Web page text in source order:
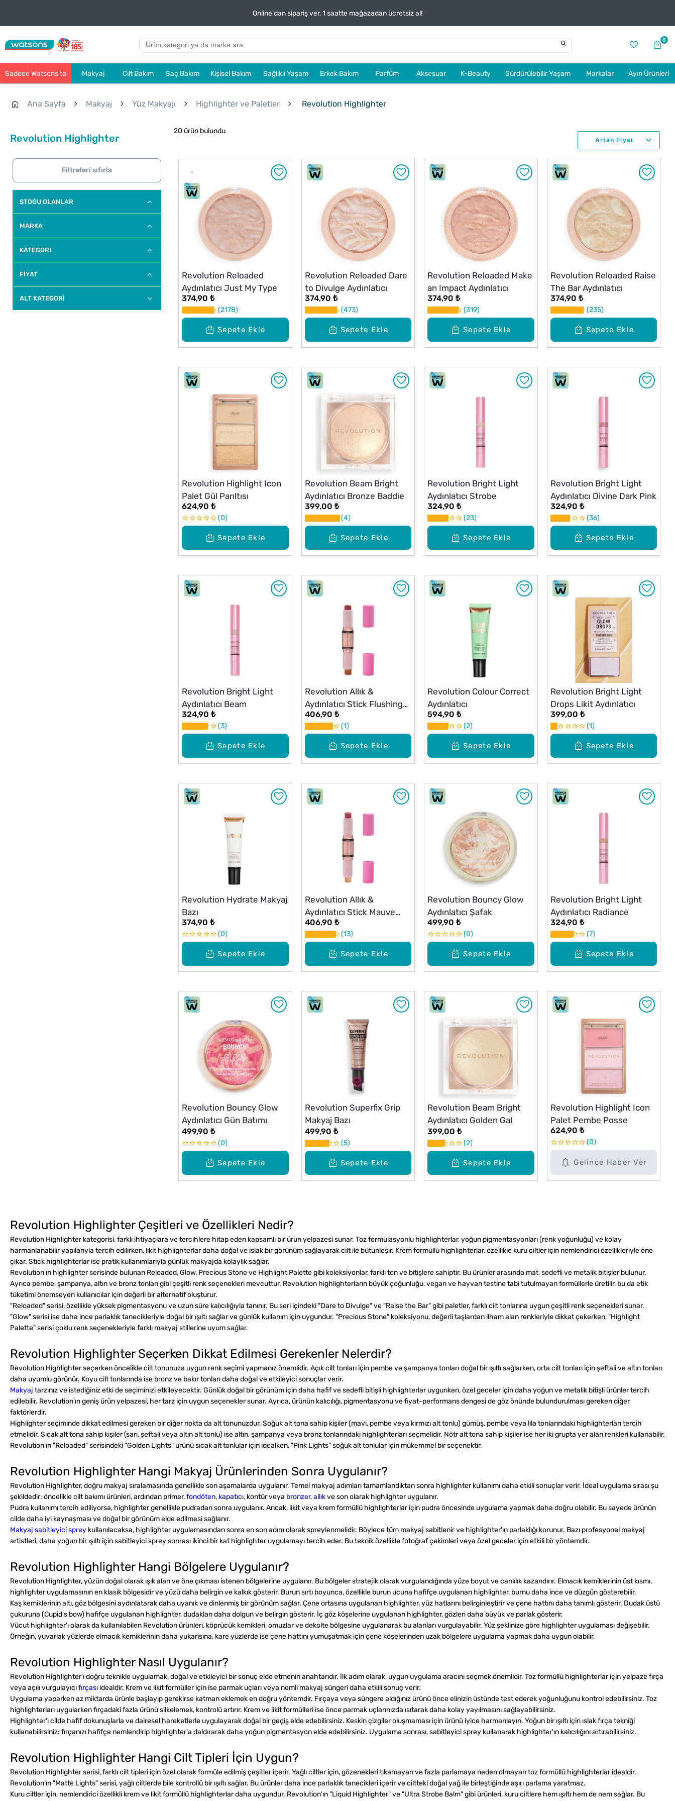
Online'dan sipariş ver, 1 saatte mağazadan ücretsiz al!
0
Sadece Watsons’ta Makyaj Cilt Bakım Saç Bakım Kişisel Bakım Sağlıklı Yaşam Erkek Bakım Parfüm Aksesuar K-Beauty Sürdürülebilir Yaşam Markalar Ayın Ürünleri
Ana Sayfa Makyaj Yüz Makyajı Highlighter ve Paletler Revolution Highlighter
Revolution Highlighter
Filtreleri sıfırla
STOĞU OLANLAR
MARKA
KATEGORİ
FİYAT
ALT KATEGORI
20 ürün bulundu
Sepete Ekle
Revolution Reloaded
Aydınlatıcı Just My Type
374,90 ₺
2178
Sepete Ekle
Revolution Reloaded Dare
to Divulge Aydınlatıcı
374,90 ₺
473
Sepete Ekle
Revolution Reloaded Make
an Impact Aydınlatıcı
374,90 ₺
319
Sepete Ekle
Revolution Reloaded Raise
The Bar Aydınlatıcı
374,90 ₺
235
Sepete Ekle
Revolution Highlight Icon
Palet Gül Parıltısı
624,90 ₺
0
Sepete Ekle
Revolution Beam Bright
Aydınlatıcı Bronze Baddie
399,00 ₺
4
Sepete Ekle
Revolution Bright Light
Aydınlatıcı Strobe
324,90 ₺
23
Sepete Ekle
Revolution Bright Light
Aydınlatıcı Divine Dark Pink
324,90 ₺
36
Sepete Ekle
Revolution Bright Light
Aydınlatıcı Beam
324,90 ₺
3
Sepete Ekle
Revolution Allık &
Aydınlatıcı Stick Flushing
Pink
406,90 ₺
1
Sepete Ekle
Revolution Colour Correct
Aydınlatıcı
594,90 ₺
2
Sepete Ekle
Revolution Bright Light
Drops Likit Aydınlatıcı
399,00 ₺
1
Sepete Ekle
Revolution Hydrate Makyaj
Bazı
374,90 ₺
0
Sepete Ekle
Revolution Allık &
Aydınlatıcı Stick Mauve
Glow
406,90 ₺
13
Sepete Ekle
Revolution Bouncy Glow
Aydınlatıcı Şafak
499,90 ₺
0
Sepete Ekle
Revolution Bright Light
Aydınlatıcı Radiance
324,90 ₺
7
Sepete Ekle
Revolution Bouncy Glow
Aydınlatıcı Gün Batımı
499,90 ₺
0
Sepete Ekle
Revolution Superfix Grip
Makyaj Bazı
499,90 ₺
5
Sepete Ekle
Revolution Beam Bright
Aydınlatıcı Golden Gal
399,00 ₺
2
Gelince Haber Ver
Revolution Highlight Icon
Palet Pembe Posse
624,90 ₺
0
Revolution Highlighter Çeşitleri ve Özellikleri Nedir?
Revolution Highlighter kategorisi, farklı ihtiyaçlara ve tercihlere hitap eden kapsamlı bir ürün yelpazesi sunar. Toz formülasyonlu highlighterlar, yoğun pigmentasyonları (renk yoğunluğu) ve kolay
harmanlanabilir yapılarıyla tercih edilirken, likit highlighterlar daha doğal ve ıslak bir görünüm sağlayarak cilt ile bütünleşir. Krem formüllü highlighterlar, özellikle kuru ciltler için nemlendirici özellikleriyle öne
çıkar. Stick highlighterlar ise pratik kullanımlarıyla günlük makyajda kolaylık sağlar.
Revolution'ın highlighter serisinde bulunan Reloaded,Glow, Precious Stoneve Highlight Palettegibi koleksiyonlar, farklı ton ve bitişlere sahiptir. Bu ürünler arasında mat, sedefli ve metalik bitişler bulunur.
Ayrıca pembe, şampanya, altın ve bronz tonları gibi çeşitli renk seçenekleri mevcuttur. Revolution highlighterların büyük çoğunluğu, vegan ve hayvan testine tabi tutulmayan formüllerle üretilir, bu da etik
tüketimi önemseyen kullanıcılar için değerli bir alternatif oluşturur.
"Reloaded" serisi, özellikle yüksek pigmentasyonu ve uzun süre kalıcılığıyla tanınır. Bu seri içindeki "Dare to Divulge" ve "Raise the Bar" gibi paletler, farklı cilt tonlarına uygun çeşitli renk seçenekleri sunar.
"Glow" serisi ise daha ince parlaklık tanecikleriyle doğal bir ışıltı sağlar ve günlük kullanım için uygundur. "Precious Stone" koleksiyonu, değerli taşlardan ilham alan renkleriyle dikkat çekerken, "Highlight
Palette" serisi çoklu renk seçenekleriyle farklı makyaj stillerine uyum sağlar.
Revolution Highlighter Seçerken Dikkat Edilmesi Gerekenler Nelerdir?
Revolution Highlighter seçerken önceliklecilt tonunuza uygun renk seçimi yapmanız önemlidir. Açık cilt tonları için pembe ve şampanya tonları doğal bir ışıltı sağlarken, orta cilt tonları için şeftali ve altın tonları
daha uyumlu görünür. Koyu cilt tonlarında ise bronz ve bakır tonları daha doğal ve etkileyici sonuçlar verir.
Makyaj tarzınız ve istediğiniz etki de seçiminizi etkileyecektir. Günlük doğal bir görünüm için daha hafif ve sedefli bitişli highlighterlar uygunken, özel geceler için daha yoğun ve metalik bitişli ürünler tercih
edilebilir. Revolution'ın geniş ürün yelpazesi, her tarz için uygun seçenekler sunar. Ayrıca, ürünün kalıcılığı, pigmentasyonu ve fiyat-performans dengesi de göz önünde bulundurulması gereken diğer
faktörlerdir.
Highlighter seçiminde dikkat edilmesi gereken bir diğer nokta da alt tonunuzdur. Soğuk alt tona sahip kişiler (mavi, pembe veya kırmızı alt tonlu) gümüş, pembe veya lila tonlarındaki highlighterları tercih
etmelidir. Sıcak alt tona sahip kişiler (sarı, şeftali veya altın alt tonlu) ise altın, şampanya veya bronz tonlarındaki highlighterları seçmelidir. Nötr alt tona sahip kişiler ise her iki grupta yer alan renkleri kullanabilir.
Revolution'ın "Reloaded" serisindeki "Golden Lights" ürünü sıcak alt tonlular için idealken, "Pink Lights" soğuk alt tonlular için mükemmel bir seçenektir.
Revolution Highlighter Hangi Makyaj Ürünlerinden Sonra Uygulanır?
Revolution Highlighter, doğru makyaj sıralamasında genellikleson aşamalarda uygulanır. Temel makyaj adımları tamamlandıktan sonra highlighter kullanımı daha etkili sonuçlar verir. İdeal uygulama sırası şu
şekildedir: öncelikle cilt bakımı ürünleri, ardından primer,fondöten, kapatıcı, kontür veya bronzer,allıkve son olarak highlighter uygulanır.
Pudra kullanımı tercih ediliyorsa, highlighter genellikle pudradan sonra uygulanır. Ancak, likit veya krem formüllü highlighterlar için pudra öncesinde uygulama yapmak daha doğru olabilir. Bu sayede ürünün
cilde daha iyi kaynaşması ve doğal bir görünüm elde edilmesi sağlanır.
Makyaj sabitleyici sprey kullanılacaksa, highlighter uygulamasından sonra en son adım olarak spreylenmelidir. Böylece tüm makyaj sabitlenir ve highlighter'ın parlaklığı korunur. Bazı profesyonel makyaj
artistleri, daha yoğun bir ışıltı için sabitleyici sprey sonrası ikinci bir kat highlighter uygulamayı tercih eder. Bu teknik özellikle fotoğraf çekimleri veya özel geceler için etkili bir yöntemdir.
Revolution Highlighter Hangi Bölgelere Uygulanır?
Revolution Highlighter, yüzün doğal olarak ışık alan ve öne çıkması istenen bölgelerine uygulanır. Bu bölgeler stratejik olarak vurgulandığında yüze boyut ve canlılık kazandırır. Elmacık kemiklerinin üst kısmı,
highlighter uygulamasının en klasik bölgesidir ve yüzü daha belirgin ve kalkık gösterir. Burun sırtı boyunca, özellikle burun ucuna hafifçe uygulanan highlighter, burnu daha ince ve düzgün gösterebilir.
Kaş kemiklerinin altı, göz bölgesini aydınlatarak daha uyanık ve dinlenmiş bir görünüm sağlar. Çene ortasına uygulanan highlighter, yüz hatlarını belirginleştirir ve çene hattını daha tanımlı gösterir. Dudak üstü
çukuruna (Cupid's bow) hafifçe uygulanan highlighter, dudakları daha dolgun ve belirgin gösterir. İç göz köşelerine uygulanan highlighter, gözleri daha büyük ve parlak gösterir.
Vücut highlighter'ı olarak da kullanılabilen Revolution ürünleri, köprücük kemikleri, omuzlar ve dekolte bölgesine uygulanarak bu alanları vurgulayabilir. Yüz şeklinize göre highlighter uygulaması değişebilir.
Örneğin, yuvarlak yüzlerde elmacık kemiklerinin daha yukarısına, kare yüzlerde ise çene hattını yumuşatmak için çene köşelerinden uzak bölgelere uygulama yapmak daha uygun olabilir.
Revolution Highlighter Nasıl Uygulanır?
Revolution Highlighter'ı doğru teknikle uygulamak, doğal ve etkileyici bir sonuç elde etmenin anahtarıdır. İlk adım olarak, uygun uygulama aracını seçmek önemlidir. Toz formüllü highlighterlar için yelpaze fırça
veya açılı vurgulayıcıfırçası idealdir. Krem ve likit formüller için ise parmak uçları veya nemli makyaj süngeri daha etkili sonuç verir.
Uygulama yaparken az miktarda ürünle başlayıp gerekirse katman eklemek en doğru yöntemdir. Fırçaya veya süngere aldığınız ürünü önce elinizin üstünde test ederek yoğunluğunu kontrol edebilirsiniz. Toz
highlighterları uygularken fırçadaki fazla ürünü silkelemek, kontrolü artırır. Krem ve likit formülleri ise önce parmak uçlarınızda ısıtarak daha kolay yayılmasını sağlayabilirsiniz.
Highlighter'ı cilde hafif dokunuşlarla ve dairesel hareketlerle uygulayarak doğal bir geçiş elde edebilirsiniz. Keskin çizgiler oluşmaması için ürünü iyice harmanlayın. Yoğun bir ışıltı için ıslak fırça tekniği
kullanabilirsiniz: fırçanızı hafifçe nemlendirip highlighter'a daldırarak daha yoğun pigmentasyon elde edebilirsiniz. Uygulama sonrası, sabitleyici sprey kullanarak highlighter'ın kalıcılığını artırabilirsiniz.
Revolution Highlighter Hangi Cilt Tipleri İçin Uygun?
Revolution Highlighter serisi, farklı cilt tipleri için özel olarak formüle edilmiş çeşitler içerir. Yağlı ciltler için, gözenekleri tıkamayan ve fazla parlamaya neden olmayan toz formüllü highlighterlar idealdir.
Revolution'ın "Matte Lights" serisi, yağlı ciltlerde bile kontrollü bir ışıltı sağlar. Bu ürünler daha ince parlaklık tanecikleri içerir ve ciltteki doğal yağ ile birleştiğinde aşırı parlama yaratmaz.
Kuru ciltler için, nemlendirici özellikli krem ve likit formüllü highlighterlar daha uygundur. Revolution'ın "Liquid Highlighter" ve "Ultra Strobe Balm" gibi ürünleri, kuru ciltlere hem ışıltı hem de nem sağlar. Bu